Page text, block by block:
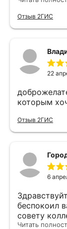
врача!
Отзыв 2ГИС
22
которым
Отзыв 2ГИС
6
беспокоил
совету
Читать
Все материалы
Клиника